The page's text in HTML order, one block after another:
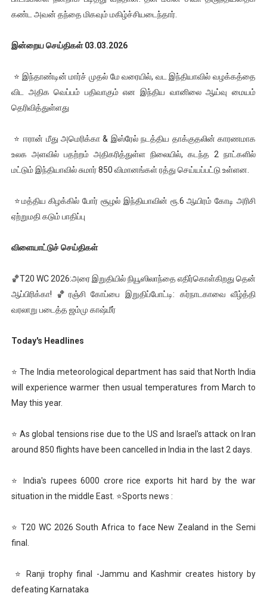
கண்ட அவன் தந்தை மிகவும் மகிழ்ச்சியடைந்தார்.
இன்றைய செய்திகள் 03.03.2026
⭐ இந்தாண்டின் மார்ச் முதல் மே வரையில், வட இந்தியாவில் வழக்கத்தை
விட அதிக வெப்பம் பதிவாகும் என இந்திய வானிலை ஆய்வு மையம்
தெரிவித்துள்ளது
⭐ ஈரான் மீது அமெரிக்கா & இஸ்ரேல் நடத்திய தாக்குதலின் காரணமாக
உலக அளவில் பதற்றம் அதிகரித்துள்ள நிலையில், கடந்த 2 நாட்களில்
மட்டும் இந்தியாவில் சுமார் 850 விமானங்கள் ரத்து செய்யப்பட்டு உள்ளன.
⭐மத்திய கிழக்கில் போர் சூழல் இந்தியாவின் ரூ.6 ஆயிரம் கோடி அரிசி
ஏற்றுமதி கடும் பாதிப்பு
விளையாட்டுச் செய்திகள்
🏀T20 WC 2026:அரை இறுதியில் நியூஸிலாந்தை எதிர்கொள்கிறது தென்
ஆப்பிரிக்கா! 🏀ரஞ்சி கோப்பை இறுதிப்போட்டி: கர்நாடகாவை வீழ்த்தி
வரலாறு படைத்த ஜம்மு காஷ்மீர்
Today's Headlines
⭐ The India meteorological department has said that North India
will experience warmer then usual temperatures from March to
May this year.
⭐ As global tensions rise due to the US and Israel's attack on Iran
around 850 flights have been cancelled in India in the last 2 days.
⭐ India's rupees 6000 crore rice exports hit hard by the war
situation in the middle East. ⭐Sports news :
⭐ T20 WC 2026 South Africa to face New Zealand in the Semi
final.
⭐ Ranji trophy final -Jammu and Kashmir creates history by
defeating Karnataka